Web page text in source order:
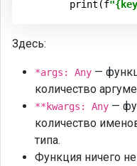
        print(f
Здесь:
*args: Any —
количество
**kwargs: Any —
количество
типа.
Функция ничего